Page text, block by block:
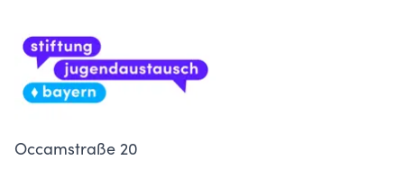
Occamstraße 20